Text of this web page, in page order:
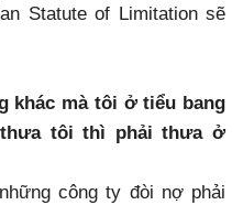
Statute of Limitation sẽ
khác mà tôi ở tiểu bang
tôi thì phải thưa ở
công ty đòi nợ phải